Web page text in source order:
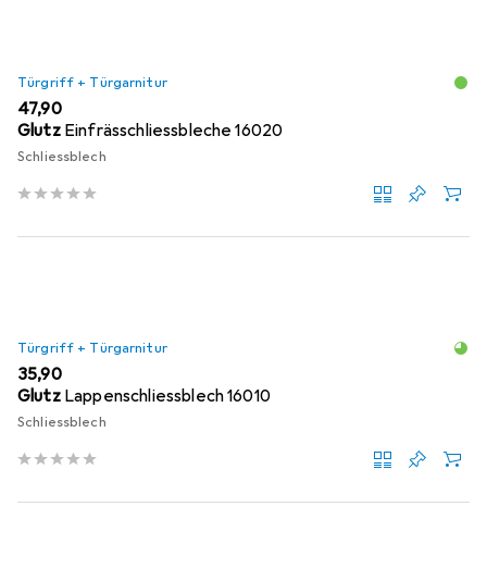
Türgriff + Türgarnitur
EUR
47,90
Glutz Einfrässchliessbleche 16020
Schliessblech
Türgriff + Türgarnitur
EUR
35,90
Glutz Lappenschliessblech 16010
Schliessblech